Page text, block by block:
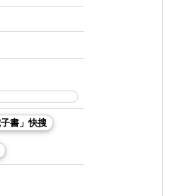
書」快搜